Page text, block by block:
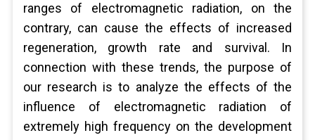
ranges of electromagnetic radiation, on the
contrary, can cause the effects of increased
regeneration, growth rate and survival. In
connection with these trends, the purpose of
our research is to analyze the effects of the
influence of electromagnetic radiation of
extremely high frequency on the development